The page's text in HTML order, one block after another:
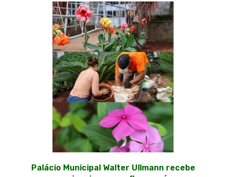
Palácio Municipal Walter Ullmann recebe